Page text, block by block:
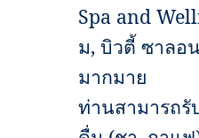
Spa and
ม, บิวตี้ ซาลอน
มากมาย
ท่านสามารถรั